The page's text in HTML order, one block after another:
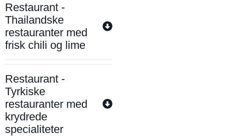
Restaurant -
Thailandske
restauranter med
frisk chili og lime
Restaurant -
Tyrkiske
restauranter med
krydrede
specialiteter